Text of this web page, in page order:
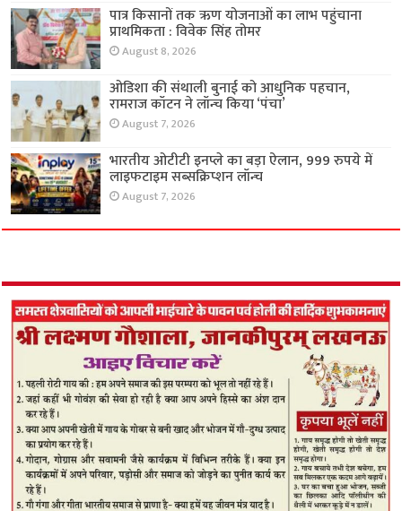
पात्र किसानों तक ऋण योजनाओं का लाभ पहुंचाना
प्राथमिकता : विवेक सिंह तोमर
August 8, 2026
ओडिशा की संथाली बुनाई को आधुनिक पहचान,
रामराज कॉटन ने लॉन्च किया ‘पंचा’
August 7, 2026
भारतीय ओटीटी इनप्ले का बड़ा ऐलान, 999 रुपये में
लाइफटाइम सब्सक्रिप्शन लॉन्च
August 7, 2026